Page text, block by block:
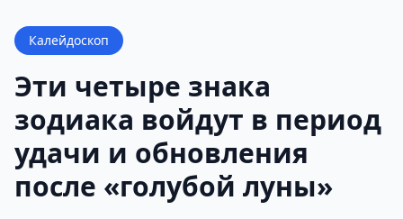
Калейдоскоп
Эти четыре знака
зодиака войдут в период
удачи и обновления
после «голубой луны»